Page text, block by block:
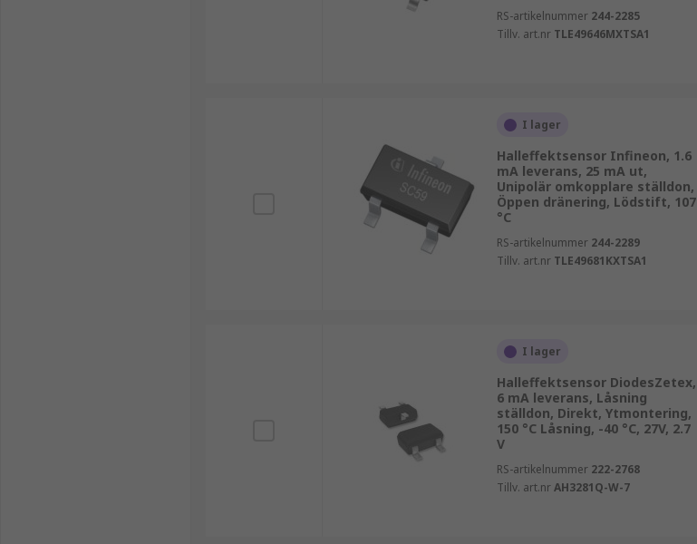
RS-artikelnummer 244-2285
Tillv. art.nr TLE49646MXTSA1
I lager
Halleffektsensor Infineon, 1.6
mA leverans, 25 mA ut,
Unipolär omkopplare ställdon,
Öppen dränering, Lödstift, 107
°C
RS-artikelnummer 244-2289
Tillv. art.nr TLE49681KXTSA1
I lager
Halleffektsensor DiodesZetex,
6 mA leverans, Låsning
ställdon, Direkt, Ytmontering,
150 °C Låsning, -40 °C, 27V, 2.7
V
RS-artikelnummer 222-2768
Tillv. art.nrAH3281Q-W-7